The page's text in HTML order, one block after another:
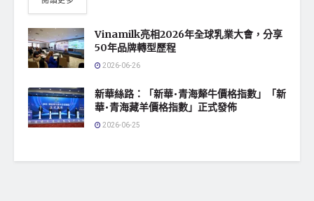
Vinamilk亮相2026年全球乳業大會，分享
50年品牌轉型歷程
2026-06-26
新華絲路：「新華•青海犛牛價格指數」「新
華•青海藏羊價格指數」正式發佈
2026-06-25